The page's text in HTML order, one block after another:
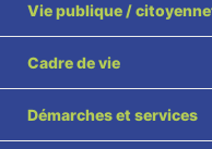
Vie publique /
Cadre de vie
Démarches et services
Retour sur
avril 2026